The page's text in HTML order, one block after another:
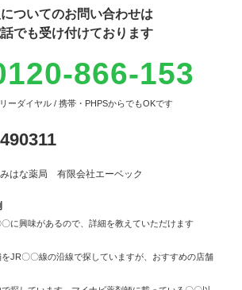
ついてのお問い合わせは
でも受け付けております
866-153
ーダイヤル / 携帯・PHPSからでもOKです
490311
みはな薬局 有限会社エーベック
〇に興味があるので、詳細を教えていただけます
をJR〇〇線の沿線で探していますが、おすすめの店舗